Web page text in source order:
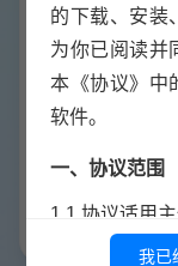
我已